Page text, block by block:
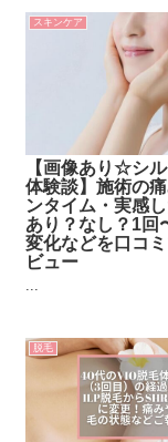
スキンケア
【画像あり☆シ
体験談】施術の
ンタイム・実感
あり？なし？1回
変化などを口コ
ビュー
脱毛